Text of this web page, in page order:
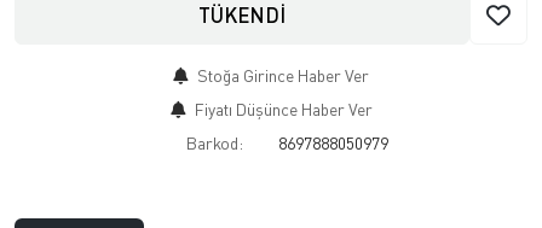
TÜKENDİ
Stoğa Girince Haber Ver
Fiyatı Düşünce Haber Ver
Barkod:
8697888050979